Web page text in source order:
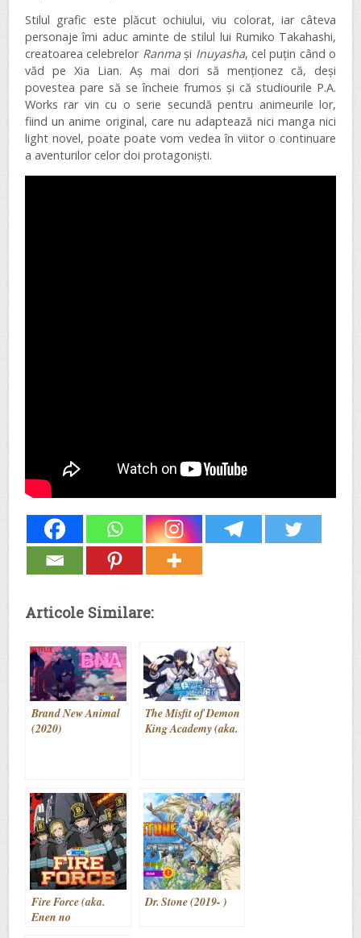
Stilul grafic este plăcut ochiului, viu colorat, iar câteva
personaje îmi aduc aminte de stilul lui Rumiko Takahashi,
creatoarea celebrelor Ranmași Inuyasha, cel puțin când o
văd pe Xia Lian. Aș mai dori să menționez că, deși
povestea pare să se încheie frumos și că studiourile P.A.
Works rar vin cu o serie secundă pentru animeurile lor,
fiind un anime original, care nu adaptează nici manga nici
light novel, poate poate vom vedea în viitor o continuare
a aventurilor celor doi protagoniști.
Articole Similare:
Brand New Animal
(2020)
The Misfit of Demon
King Academy (aka.
Fire Force (aka.
Enen no
Dr. Stone (2019- )